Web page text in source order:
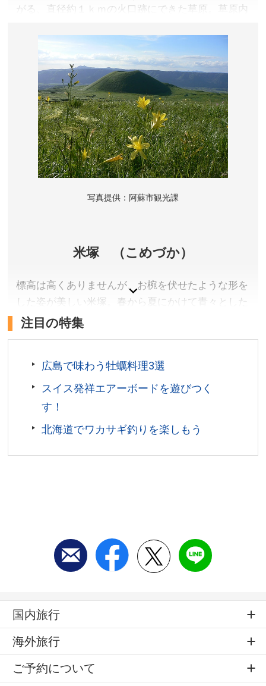
がる、直径約１ｋｍの火口跡にできた草原。草原内
熊本県阿蘇市
アクセス／JR豊肥本線 阿蘇駅前から路線バスで約30分
「草千里阿蘇火山博物館前」下車すぐ、九州道 熊本IC
より車で約60分
所在地／熊本県阿蘇市永草1662-9(草千里展望所)
お問い合わせ／0967-34-1600(阿蘇インフォメーショ
ンセンター)
写真提供：阿蘇市観光課
米塚 （こめづか）
標高は高くありませんが、お椀を伏せたような形を
した姿が美しい米塚。春から夏にかけて青々とした
緑に覆われる姿は実に壮観です。
アクセス／JR阿蘇駅より車で約20分。JR赤水駅より車
所在地／熊本県阿蘇市乙姫
お問い合わせ／0967-34-1600(阿蘇インフォメーショ
ンセンター)
注目の特集
広島で味わう牡蠣料理3選
スイス発祥エアーボードを遊びつく
す！
北海道でワカサギ釣りを楽しもう
国内旅行
海外旅行
ご予約について